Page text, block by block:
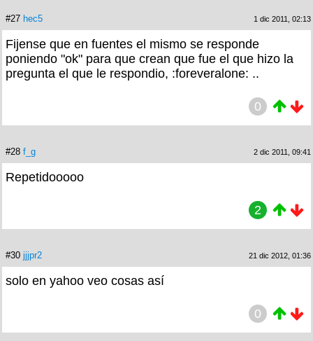
#27 hec5 1 dic 2011, 02:13
Fijense que en fuentes el mismo se responde
poniendo "ok" para que crean que fue el que hizo la
pregunta el que le respondio, :foreveralone: ..
0
#28 f_g 2 dic 2011, 09:41
Repetidooooo
2
#30 jjjpr2 21 dic 2012, 01:36
solo en yahoo veo cosas así
0